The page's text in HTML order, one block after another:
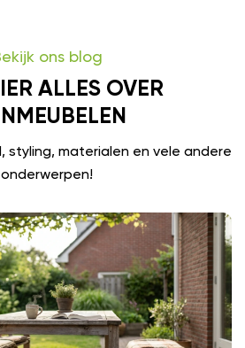
ons blog
ALLES OVER
styling, materialen en vele andere
onderwerpen!